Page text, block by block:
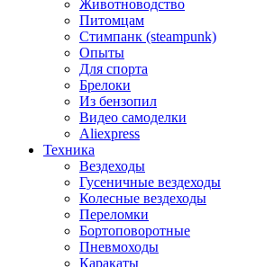
Животноводство
Питомцам
Стимпанк (steampunk)
Опыты
Для спорта
Брелоки
Из бензопил
Видео самоделки
Aliexpress
Техника
Вездеходы
Гусеничные вездеходы
Колесные вездеходы
Переломки
Бортоповоротные
Пневмоходы
Каракаты